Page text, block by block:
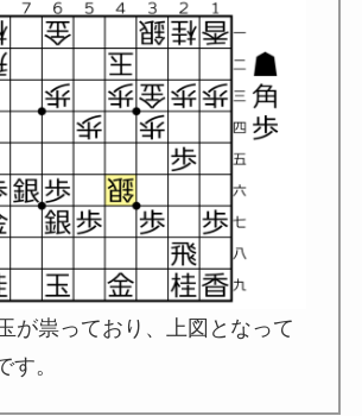
が祟っており、上図となって
す。